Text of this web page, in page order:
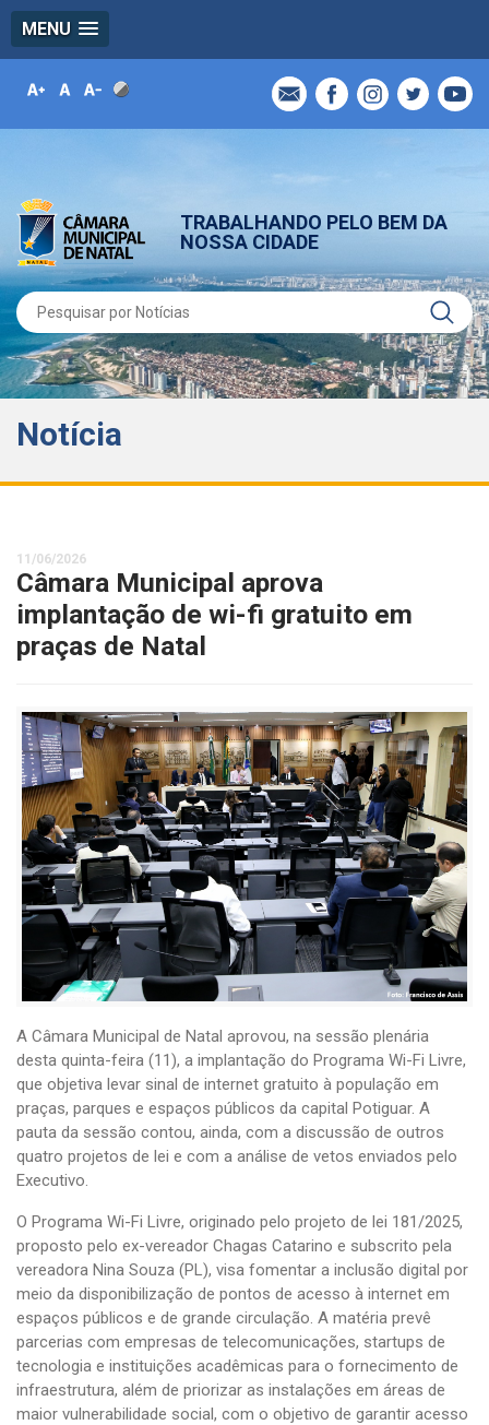
MENU
TRABALHANDO PELO BEM DA
NOSSA CIDADE
Notícia
11/06/2026
Câmara Municipal aprova
implantação de wi-fi gratuito em
praças de Natal
A Câmara Municipal de Natal aprovou, na sessão plenária
desta quinta-feira (11), a implantação do Programa Wi-Fi Livre,
que objetiva levar sinal de internet gratuito à população em
praças, parques e espaços públicos da capital Potiguar. A
pauta da sessão contou, ainda, com a discussão de outros
quatro projetos de lei e com a análise de vetos enviados pelo
Executivo.
O Programa Wi-Fi Livre, originado pelo projeto de lei 181/2025,
proposto pelo ex-vereador Chagas Catarino e subscrito pela
vereadora Nina Souza (PL), visa fomentar a inclusão digital por
meio da disponibilização de pontos de acesso à internet em
espaços públicos e de grande circulação. A matéria prevê
parcerias com empresas de telecomunicações, startups de
tecnologia e instituições acadêmicas para o fornecimento de
infraestrutura, além de priorizar as instalações em áreas de
maior vulnerabilidade social, com o objetivo de garantir acesso